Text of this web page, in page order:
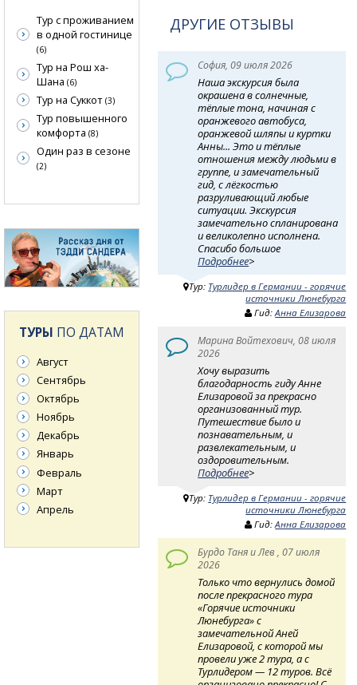
ДРУГИЕ ОТЗЫВЫ
София, 09 июля 2026
Наша экскурсия была
окрашена в солнечные,
тёплые тона, начиная с
оранжевого автобуса,
оранжевой шляпы и куртки
Анны... Это и тёплые
отношения между людьми в
группе, и замечательный
гид, с лёгкостью
разруливающий любые
ситуации. Экскурсия
замечательно спланирована
и великолепно исполнена.
Спасибо большое
Подробнее>
Тур: Турлидер в Германии - горячие
источники Люнебурга
Гид:Анна Елизарова
Марина Войтехович, 08 июля
2026
Хочу выразить
благодарность гиду Анне
Елизаровой за прекрасно
организованный тур.
Путешествие было и
познавательным, и
развлекательным, и
оздоровительным.
Подробнее>
Тур: Турлидер в Германии - горячие
источники Люнебурга
Гид:Анна Елизарова
Бурдо Таня и Лев , 07 июля
2026
Только что вернулись домой
после прекрасного тура
«Горячие источники
Люнебурга» с
замечательной Аней
Елизаровой, с которой мы
провели уже 2 тура, а с
Турлидером — 12 туров. Всё
Тур с проживанием
в одной гостинице
(6)
Тур на Рош ха-
Шана (6)
Тур на Суккот (3)
Тур повышенного
комфорта (8)
Один раз в сезоне
(2)
ТУРЫ ПО ДАТАМ
Август
Сентябрь
Октябрь
Ноябрь
Декабрь
Январь
Февраль
Март
Апрель